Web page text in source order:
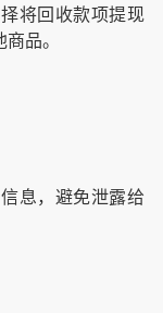
将回收款项提现
品。
息，避免泄露给